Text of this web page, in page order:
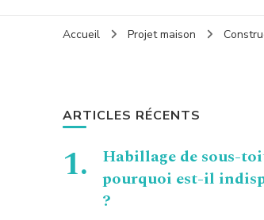
Accueil Projet maison
ARTICLES RÉCENTS
Habillage de sous-
pourquoi est-il
?